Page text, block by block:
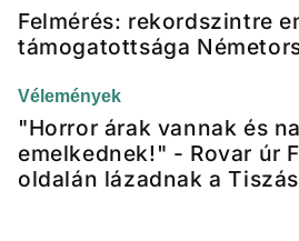
Felmérés: rekordszintre
támogatottsága
Vélemények
"Horror árak vannak és
emelkednek!" - Rovar úr
oldalán lázadnak a